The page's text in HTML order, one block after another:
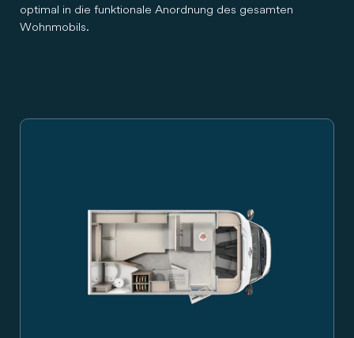
optimal in die funktionale Anordnung des gesamten
Wohnmobils.